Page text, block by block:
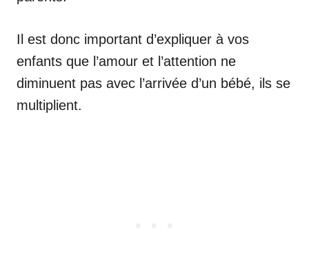
Il est donc important d’expliquer à vos
enfants que l’amour et l’attention ne
diminuent pas avec l’arrivée d’un bébé, ils se
multiplient.